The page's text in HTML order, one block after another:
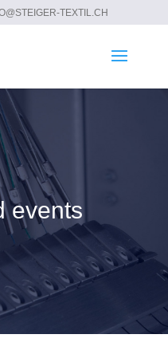
TEXTIL.CH
events